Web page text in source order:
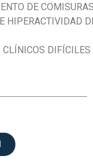
DE
HIPERACTIVIDAD
CLÍNICOS DIFÍCILES